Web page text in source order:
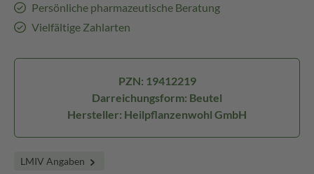
Persönliche pharmazeutische Beratung
Vielfältige Zahlarten
PZN: 19412219
Darreichungsform: Beutel
Hersteller: Heilpflanzenwohl GmbH
LMIV Angaben